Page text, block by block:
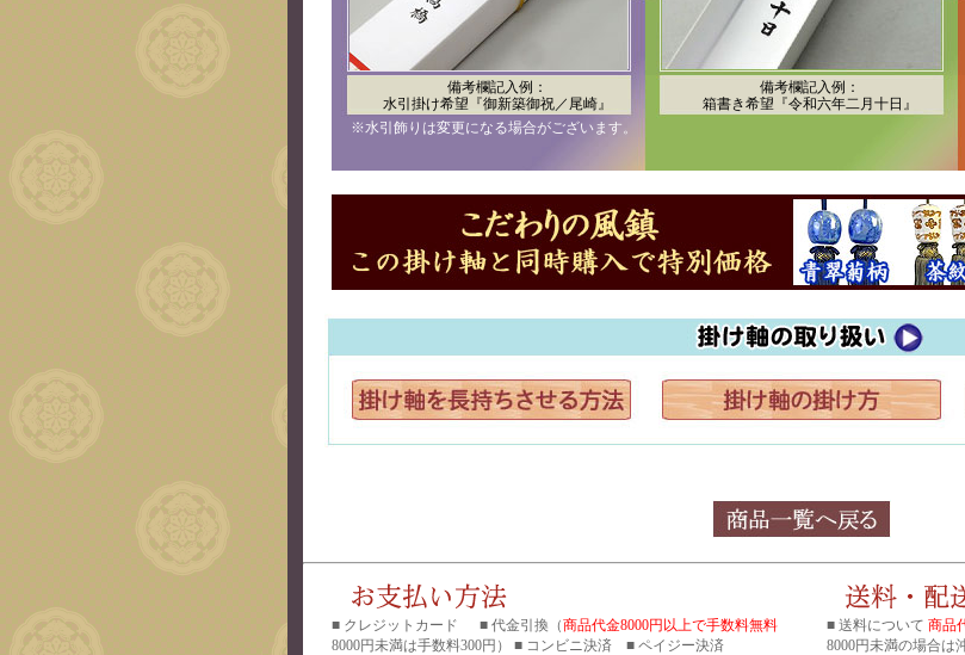
備考欄記入例：
水引掛け希望『御新築御祝／尾崎』
備考欄記入例：
箱書き希望『令和六年二月十日』
※水引飾りは変更になる場合がございます。
■ クレジットカード ■ 代金引換（商品代金8000円以上で手数料無料
8000円未満は手数料300円） ■ コンビニ決済 ■ ペイジー決済
■ 送料について 商品
8000円未満の場合は